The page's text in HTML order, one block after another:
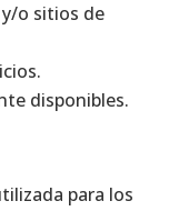
o sitios de
disponibles.
para los